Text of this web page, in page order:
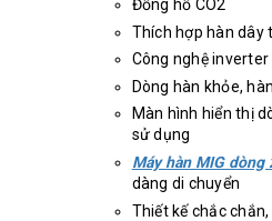
Đồng hồ CO2
Thích hợp hàn dây
Công nghệ
Dòng hàn khỏe,
Màn hình hiển thị
sử dụng
Máy hàn MIG dòng
dàng di chuyển
Thiết kế chắc